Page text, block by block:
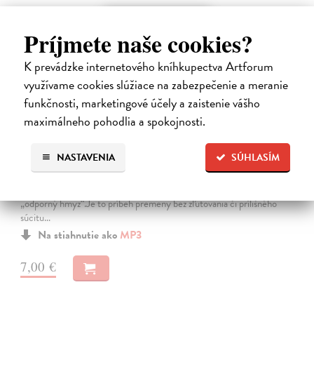
Príjmete naše cookies?
K prevádzke internetového kníhkupectva Artforum
využívame cookies slúžiace na zabezpečenie a meranie
funkčnosti, marketingové účely a zaistenie vášho
maximálneho pohodlia a spokojnosti.
SÚHLASÍM
NASTAVENIA
Franz Kafka| Elektronická audiokniha
Notoricky známa poviedka Franza Kafku z roku 1915, v ktorej sa
„odporný hmyz“.Je to príbeh premeny bez zľutovania či prílišného
súcitu…
Na stiahnutie ako MP3
7,00 €